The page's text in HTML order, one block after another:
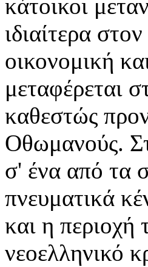
κάτοικοι
ιδιαίτερα στον
οικονομική
μεταφέρεται
καθεστώς
Οθωμανούς.
σ' ένα από τα
πνευματικά
και η περιοχή
νεοελληνικό